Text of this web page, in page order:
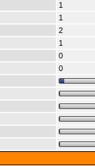
1
1
2
1
0
0